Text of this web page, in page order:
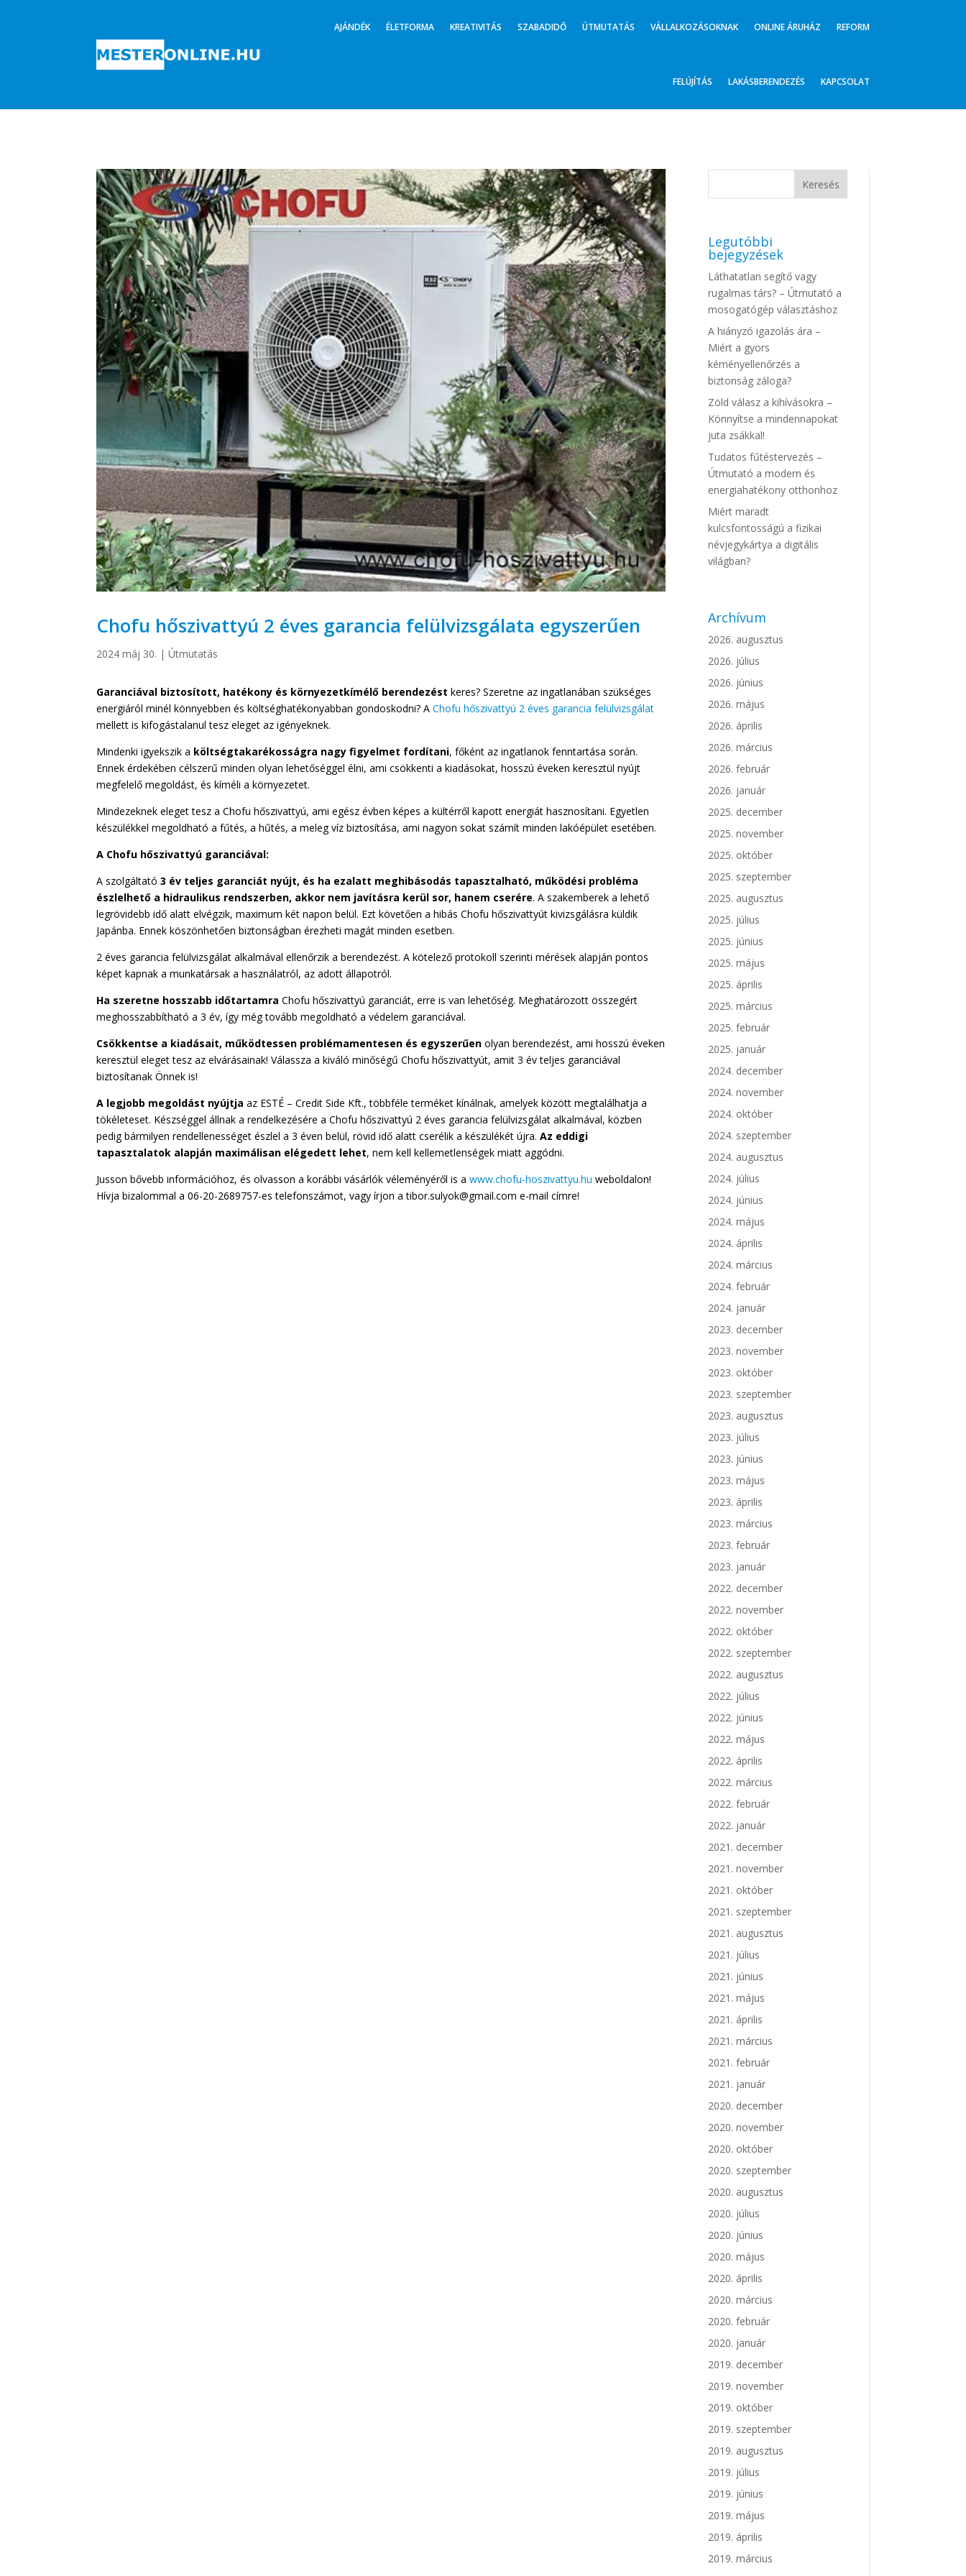
AJÁNDÉK ÉLETFORMA KREATIVITÁS SZABADIDŐ ÚTMUTATÁS VÁLLALKOZÁSOKNAK ONLINE ÁRUHÁZ REFORM
FELÚJÍTÁS LAKÁSBERENDEZÉS KAPCSOLAT
Chofu hőszivattyú 2 éves garancia felülvizsgálata egyszerűen
2024 máj 30. |Útmutatás
Garanciával biztosított, hatékony és környezetkímélő berendezést keres? Szeretne az ingatlanában szükséges
energiáról minél könnyebben és költséghatékonyabban gondoskodni? AChofu hőszivattyú 2 éves garancia felülvizsgálat
mellett is kifogástalanul tesz eleget az igényeknek.
Mindenki igyekszik a költségtakarékosságra nagy figyelmet fordítani, főként az ingatlanok fenntartása során.
Ennek érdekében célszerű minden olyan lehetőséggel élni, ami csökkenti a kiadásokat, hosszú éveken keresztül nyújt
megfelelő megoldást, és kíméli a környezetet.
Mindezeknek eleget tesz a Chofu hőszivattyú, ami egész évben képes a kültérről kapott energiát hasznosítani. Egyetlen
készülékkel megoldható a fűtés, a hűtés, a meleg víz biztosítása, ami nagyon sokat számít minden lakóépület esetében.
A Chofu hőszivattyú garanciával:
A szolgáltató3 év teljes garanciát nyújt, és ha ezalatt meghibásodás tapasztalható, működési probléma
észlelhető a hidraulikus rendszerben, akkor nem javításra kerül sor, hanem cserére. A szakemberek a lehető
legrövidebb idő alatt elvégzik, maximum két napon belül. Ezt követően a hibás Chofu hőszivattyút kivizsgálásra küldik
Japánba. Ennek köszönhetően biztonságban érezheti magát minden esetben.
2 éves garancia felülvizsgálat alkalmával ellenőrzik a berendezést. A kötelező protokoll szerinti mérések alapján pontos
képet kapnak a munkatársak a használatról, az adott állapotról.
Ha szeretne hosszabb időtartamra Chofu hőszivattyú garanciát, erre is van lehetőség. Meghatározott összegért
meghosszabbítható a 3 év, így még tovább megoldható a védelem garanciával.
Csökkentse a kiadásait, működtessen problémamentesen és egyszerűen olyan berendezést, ami hosszú éveken
keresztül eleget tesz az elvárásainak! Válassza a kiváló minőségű Chofu hőszivattyút, amit 3 év teljes garanciával
biztosítanak Önnek is!
A legjobb megoldást nyújtjaaz ESTÉ – Credit Side Kft., többféle terméket kínálnak, amelyek között megtalálhatja a
tökéleteset. Készséggel állnak a rendelkezésére a Chofu hőszivattyú 2 éves garancia felülvizsgálat alkalmával, közben
pedig bármilyen rendellenességet észlel a 3 éven belül, rövid idő alatt cserélik a készülékét újra.Az eddigi
tapasztalatok alapján maximálisan elégedett lehet, nem kell kellemetlenségek miatt aggódni.
Jusson bővebb információhoz, és olvasson a korábbi vásárlók véleményéről is awww.chofu-hoszivattyu.hu weboldalon!
Hívja bizalommal a 06-20-2689757-es telefonszámot, vagy írjon a tibor.sulyok@gmail.com e-mail címre!
Legutóbbi
bejegyzések
Láthatatlan segítő vagy
rugalmas társ? – Útmutató a
mosogatógép választáshoz
A hiányzó igazolás ára –
Miért a gyors
kéményellenőrzés a
biztonság záloga?
Zöld válasz a kihívásokra –
Könnyítse a mindennapokat
juta zsákkal!
Tudatos fűtéstervezés –
Útmutató a modern és
energiahatékony otthonhoz
Miért maradt
kulcsfontosságú a fizikai
névjegykártya a digitális
világban?
Archívum
2026. augusztus
2026. július
2026. június
2026. május
2026. április
2026. március
2026. február
2026. január
2025. december
2025. november
2025. október
2025. szeptember
2025. augusztus
2025. július
2025. június
2025. május
2025. április
2025. március
2025. február
2025. január
2024. december
2024. november
2024. október
2024. szeptember
2024. augusztus
2024. július
2024. június
2024. május
2024. április
2024. március
2024. február
2024. január
2023. december
2023. november
2023. október
2023. szeptember
2023. augusztus
2023. július
2023. június
2023. május
2023. április
2023. március
2023. február
2023. január
2022. december
2022. november
2022. október
2022. szeptember
2022. augusztus
2022. július
2022. június
2022. május
2022. április
2022. március
2022. február
2022. január
2021. december
2021. november
2021. október
2021. szeptember
2021. augusztus
2021. július
2021. június
2021. május
2021. április
2021. március
2021. február
2021. január
2020. december
2020. november
2020. október
2020. szeptember
2020. augusztus
2020. július
2020. június
2020. május
2020. április
2020. március
2020. február
2020. január
2019. december
2019. november
2019. október
2019. szeptember
2019. augusztus
2019. július
2019. június
2019. május
2019. április
2019. március